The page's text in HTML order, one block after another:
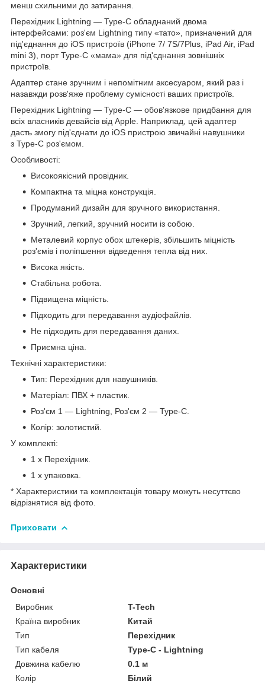
менш схильними до затирання.
Перехідник Lightning — Type-C обладнаний двома
інтерфейсами: роз'єм Lightning типу «тато», призначений для
під'єднання до iOS пристроїв (iPhone 7/ 7S/7Plus, iPad Air, iPad
mini 3), порт Type-C «мама» для під'єднання зовнішніх
пристроїв.
Адаптер стане зручним і непомітним аксесуаром, який раз і
назавжди розв'яже проблему сумісності ваших пристроїв.
Перехідник Lightning — Type-C — обов'язкове придбання для
всіх власників девайсів від Apple. Наприклад, цей адаптер
дасть змогу під'єднати до iOS пристрою звичайні навушники
з Type-C роз'ємом.
Особливості:
Високоякісний провідник.
Компактна та міцна конструкція.
Продуманий дизайн для зручного використання.
Зручний, легкий, зручний носити із собою.
Металевий корпус обох штекерів, збільшить міцність
роз'ємів і поліпшення відведення тепла від них.
Висока якість.
Стабільна робота.
Підвищена міцність.
Підходить для передавання аудіофайлів.
Не підходить для передавання даних.
Приємна ціна.
Технічні характеристики:
Тип: Перехідник для навушників.
Матеріал: ПВХ + пластик.
Роз'єм 1 — Lightning, Роз'єм 2 — Type-C.
Колір: золотистий.
У комплекті:
1 х Перехідник.
1 х упаковка.
* Характеристики та комплектація товару можуть несуттєво
відрізнятися від фото.
Приховати
Характеристики
Основні
Виробник
T-Tech
Країна виробник
Китай
Тип
Перехідник
Тип кабеля
Type-C - Lightning
Довжина кабелю
0.1 м
Колір
Білий